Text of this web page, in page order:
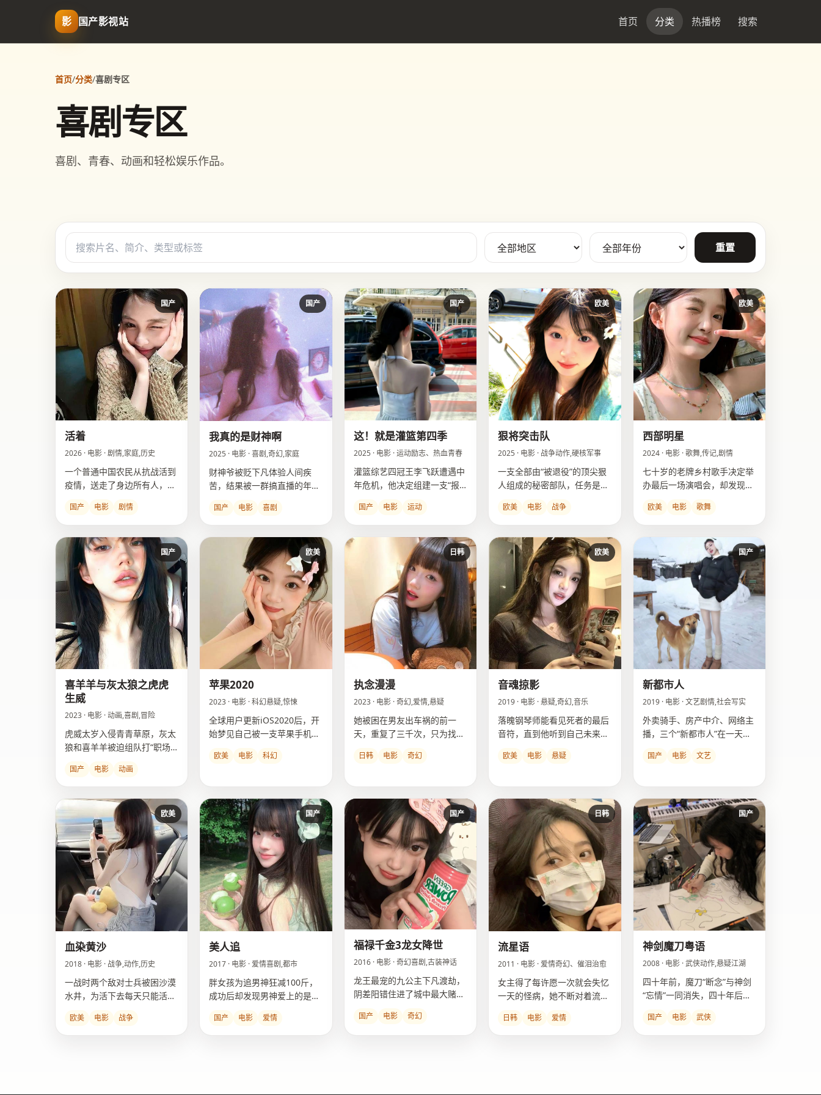
影 国产影视站 首页 分类 热播榜 搜索
首页/分类/喜剧专区
喜剧专区
喜剧、青春、动画和轻松娱乐作品。
重置
国产
活着
2026 · 电影 · 剧情,家庭,历史
一个普通中国农民从抗战活到
疫情，送走了身边所有人，最
国产 电影 剧情
国产
我真的是财神啊
2025 · 电影 · 喜剧,奇幻,家庭
财神爷被贬下凡体验人间疾
苦，结果被一群搞直播的年轻
了。
国产 电影 喜剧
国产
这！就是灌篮第四季
2025 · 电影 · 运动励志、热血青春
灌篮综艺四冠王李飞跃遭遇中
年危机，他决定组建一支“报
国产 电影 运动
欧美
狠将突击队
2025 · 电影 · 战争动作,硬核军事
一支全部由“被退役”的顶尖狠
人组成的秘密部队，任务是暗
怖头目。
欧美 电影 战争
欧美
西部明星
2024 · 电影 · 歌舞,传记,剧情
七十岁的老牌乡村歌手决定举
办最后一场演唱会，却发现来
灵。
欧美 电影 歌舞
国产
喜羊羊与灰太狼之虎虎
生威
2023 · 电影 · 动画,喜剧,冒险
虎威太岁入侵青青草原，灰太
狼和喜羊羊被迫组队打“职场
国产 电影 动画
欧美
苹果2020
2023 · 电影 · 科幻悬疑,惊悚
全球用户更新iOS2020后，开
始梦见自己被一支苹果手机跟
欧美 电影 科幻
日韩
执念漫漫
2023 · 电影 · 奇幻,爱情,悬疑
她被困在男友出车祸的前一
天，重复了三千次，只为找出
日韩 电影 奇幻
欧美
音魂掠影
2019 · 电影 · 悬疑,奇幻,音乐
落魄钢琴师能看见死者的最后
音符，直到他听到自己未来的
欧美 电影 悬疑
国产
新都市人
2019 · 电影 · 文艺剧情,社会写实
外卖骑手、房产中介、网络主
播，三个“新都市人”在一天之
国产 电影 文艺
欧美
血染黄沙
2018 · 电影 · 战争,动作,历史
一战时两个敌对士兵被困沙漠
水井，为活下去每天只能活一
欧美 电影 战争
国产
美人追
2017 · 电影 · 爱情喜剧,都市
胖女孩为追男神狂减100斤，
成功后却发现男神爱上的是曾
国产 电影 爱情
国产
福禄千金3龙女降世
2016 · 电影 · 奇幻喜剧,古装神话
龙王最宠的九公主下凡渡劫，
阴差阳错住进了城中最大赌坊
国产 电影 奇幻
日韩
流星语
2011 · 电影 · 爱情奇幻、催泪治愈
女主得了每许愿一次就会失忆
一天的怪病，她不断对着流星
日韩 电影 爱情
国产
神剑魔刀粤语
2008 · 电影 · 武侠动作,悬疑江湖
四十年前，魔刀“断念”与神剑
“忘情”一同消失，四十年后，
国产 电影 武侠